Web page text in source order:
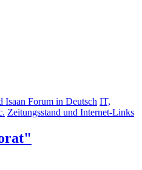
Isaan Forum in Deutsch IT,
Zeitungsstand und Internet-Links